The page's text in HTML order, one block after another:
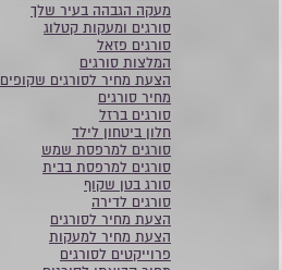
מעקה הגבהה בעיר שלך
סורגים ומעקות קטלוג
סורגים פזאל
המלצות סורגים
הצעת מחיר לסורגים שקופים
מחיר סורגים
סורגים ברזל
חלון ביטחון לילד
סורגים למרפסת שמש
סורגים למרפסת בבית
סורג בטן שקוף
סורגים לדירה
הצעת מחיר לסורגים
הצעת מחיר למעקות
פרוייקטים לסורגים